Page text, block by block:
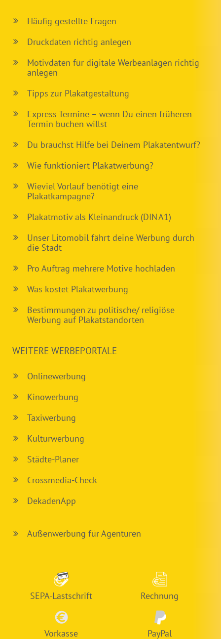
Häufig gestellte Fragen
Druckdaten richtig anlegen
Motivdaten für digitale Werbeanlagen richtig
anlegen
Tipps zur Plakatgestaltung
Express Termine – wenn Du einen früheren
Termin buchen willst
Du brauchst Hilfe bei Deinem Plakatentwurf?
Wie funktioniert Plakatwerbung?
Wieviel Vorlauf benötigt eine
Plakatkampagne?
Plakatmotiv als Kleinandruck (DIN A1)
Unser Litomobil fährt deine Werbung durch
die Stadt
Pro Auftrag mehrere Motive hochladen
Was kostet Plakatwerbung
Bestimmungen zu politische/ religiöse
Werbung auf Plakatstandorten
WEITERE WERBEPORTALE
Onlinewerbung
Kinowerbung
Taxiwerbung
Kulturwerbung
Städte-Planer
Crossmedia-Check
DekadenApp
Außenwerbung für Agenturen
SEPA-Lastschrift Rechnung
Vorkasse PayPal